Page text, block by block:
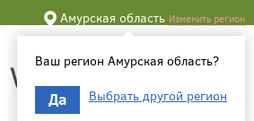
Амурская область Изменить регион
Ваш регион Амурская область?
Да Выбрать другой регион